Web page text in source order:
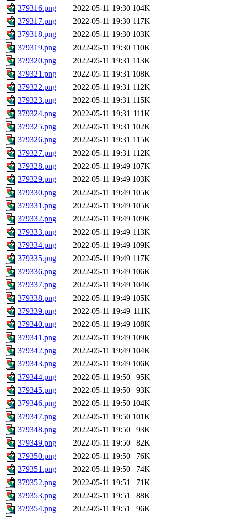
379316.png
2022-05-11 19:30 104K
379317.png
2022-05-11 19:30 117K
379318.png
2022-05-11 19:30 103K
379319.png
2022-05-11 19:30 110K
379320.png
2022-05-11 19:31 113K
379321.png
2022-05-11 19:31 108K
379322.png
2022-05-11 19:31 112K
379323.png
2022-05-11 19:31 115K
379324.png
2022-05-11 19:31 111K
379325.png
2022-05-11 19:31 102K
379326.png
2022-05-11 19:31 115K
379327.png
2022-05-11 19:31 112K
379328.png
2022-05-11 19:49 107K
379329.png
2022-05-11 19:49 103K
379330.png
2022-05-11 19:49 105K
379331.png
2022-05-11 19:49 105K
379332.png
2022-05-11 19:49 109K
379333.png
2022-05-11 19:49 113K
379334.png
2022-05-11 19:49 109K
379335.png
2022-05-11 19:49 117K
379336.png
2022-05-11 19:49 106K
379337.png
2022-05-11 19:49 104K
379338.png
2022-05-11 19:49 105K
379339.png
2022-05-11 19:49 111K
379340.png
2022-05-11 19:49 108K
379341.png
2022-05-11 19:49 109K
379342.png
2022-05-11 19:49 104K
379343.png
2022-05-11 19:49 106K
379344.png
2022-05-11 19:50
95K
379345.png
2022-05-11 19:50
93K
379346.png
2022-05-11 19:50 104K
379347.png
2022-05-11 19:50 101K
379348.png
2022-05-11 19:50
93K
379349.png
2022-05-11 19:50
82K
379350.png
2022-05-11 19:50
76K
379351.png
2022-05-11 19:50
74K
379352.png
2022-05-11 19:51
71K
379353.png
2022-05-11 19:51
88K
379354.png
2022-05-11 19:51 96K